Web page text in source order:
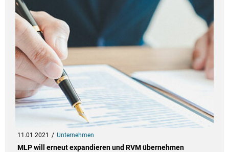
11.01.2021 Unternehmen
MLP will erneut expandieren und RVM übernehmen